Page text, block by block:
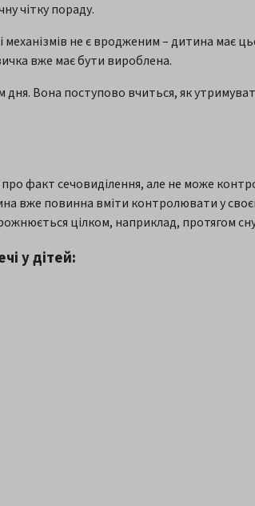
чітку пораду.
механізмів не є вродженим – дитина має
вже має бути вироблена.
Вона поступово вчиться, як
факт сечовиділення, але не може
вже повинна вміти контролювати у
цілком, наприклад, протягом
у дітей: